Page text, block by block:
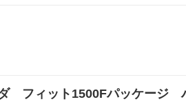
フィット1500Fパッケージ